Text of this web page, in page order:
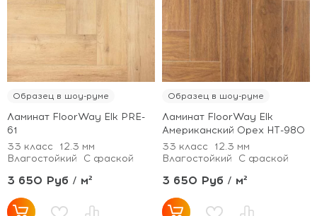
от 101 м² - скидка
Образец в шоу-руме
Ламинат FloorWay Elk PRE-
61
33 класс
12.3 мм
Влагостойкий
С фаской
3 650 Руб / м²
Образец в шоу-руме
Ламинат FloorWay Elk
Американский Орех HT-980
33 класс
12.3 мм
Влагостойкий
С фаской
3 650 Руб / м²